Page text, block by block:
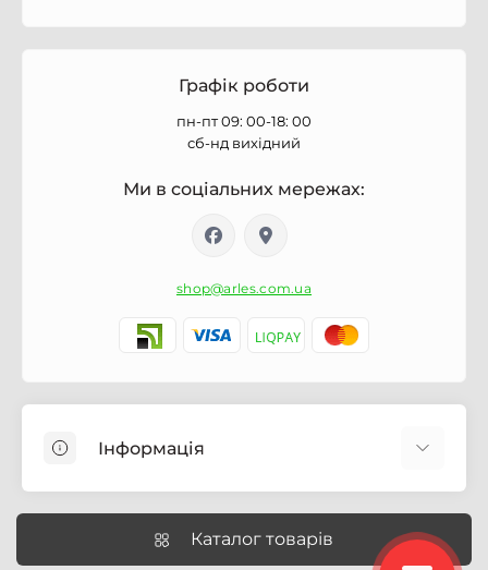
Графік роботи
пн-пт 09: 00-18: 00
сб-нд вихідний
Ми в соціальних мережах:
shop@arles.com.ua
Інформація
Про магазин Arles.com.uaКаталог товарів